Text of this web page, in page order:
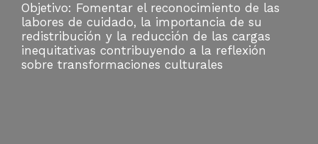
Objetivo: Fomentar el reconocimiento de las
labores de cuidado, la importancia de su
redistribución y la reducción de las cargas
inequitativas contribuyendo a la reflexión
sobre transformaciones culturales